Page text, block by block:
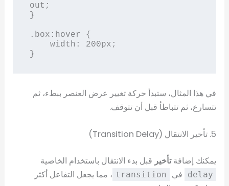
out;
}
.box:hover {
}
في هذا المثال، ستبدأ حركة تغيير عرض العنصر ببطء، ثم
تتسارع، ثم تتباطأ قبل أن تتوقف.
5. تأخير الانتقال (Transition Delay)
يمكنك إضافةتأخير قبل بدء الانتقال باستخدام الخاصية
delay في transition ، مما يجعل التفاعل أكثر